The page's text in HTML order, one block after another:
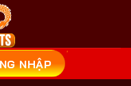
NHẬP